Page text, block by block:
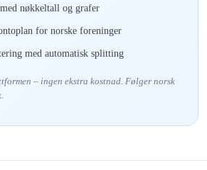
nøkkeltall og grafer
for norske foreninger
med automatisk splitting
– ingen ekstra kostnad. Følger norsk